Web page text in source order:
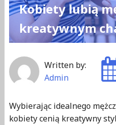
Kobiety lubią
kreatywnym
Written by:
Admin
Wybierając idealnego
kobiety cenią kreatywny